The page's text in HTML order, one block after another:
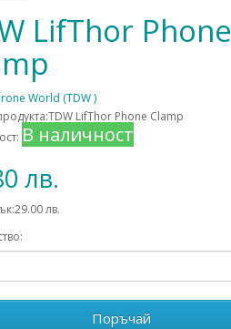
LifThor Phone
World (TDW )
LifThor Phone Clamp
В наличност
лв.
лв.
Поръчай